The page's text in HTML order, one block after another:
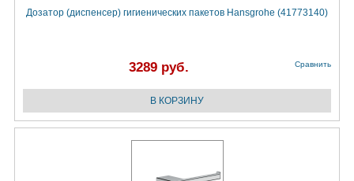
Дозатор (диспенсер) гигиенических пакетов Hansgrohe (41773140)
3289 руб. Сравнить